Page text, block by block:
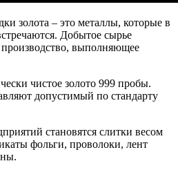
золота – это металлы, которые в
Добытое сырье
выполняющее
чистое золото 999 пробы.
допустимый по стандарту
становятся слитки весом
фольги, проволоки, лент